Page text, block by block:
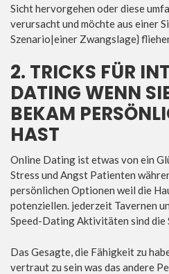
Sicht hervorgehen oder diese
verursacht und möchte aus einer
Szenario|einer Zwangslage}
2. TRICKS FÜR
DATING WENN
BEKAM
HAST
Online Dating ist etwas von ein
Stress und Angst Patienten
persönlichen Optionen weil die
potenziellen. jederzeit Tavernen
Speed-Dating Aktivitäten sind die
Das Gesagte, die Fähigkeit zu
vertraut zu sein was das andere